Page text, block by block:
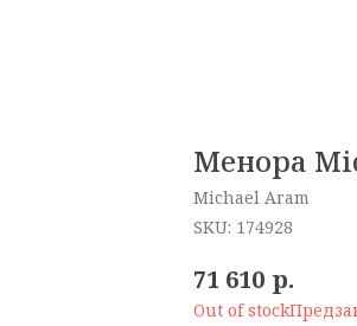
Менора
Michael Aram
SKU: 174928
71 610 р.
Out of stock